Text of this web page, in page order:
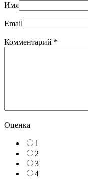
Имя
Email
Комментарий *
Оценка
1
2
3
4